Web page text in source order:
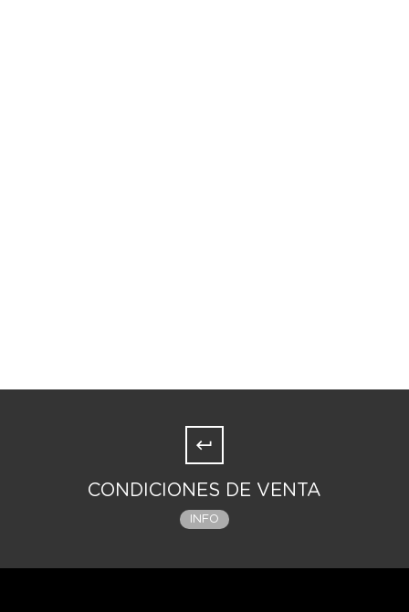
CONDICIONES DE VENTA
INFO